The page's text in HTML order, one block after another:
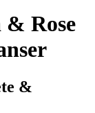
Rose
&